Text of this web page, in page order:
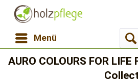
Menü
AURO COLOURS FOR